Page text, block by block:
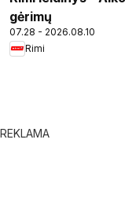
gėrimų
07.28 - 2026.08.10
Rimi
REKLAMA